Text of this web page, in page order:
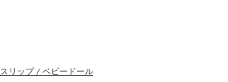
スリップ / ベビードール